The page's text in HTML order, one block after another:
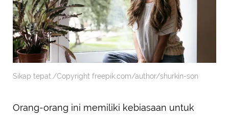
Sikap tepat./Copyright freepik.com/author/shurkin-son
Orang-orang ini memiliki kebiasaan untuk